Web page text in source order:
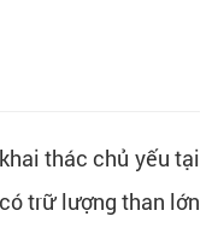
thác chủ yếu tại
trữ lượng than lớn